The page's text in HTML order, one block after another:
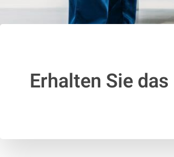
Erhalten Sie das